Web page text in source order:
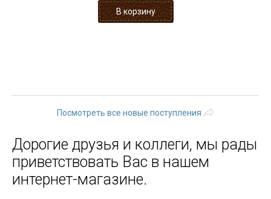
Посмотреть все новые поступления
Дорогие друзья и коллеги, мы рады
приветствовать Вас в нашем
интернет-магазине.